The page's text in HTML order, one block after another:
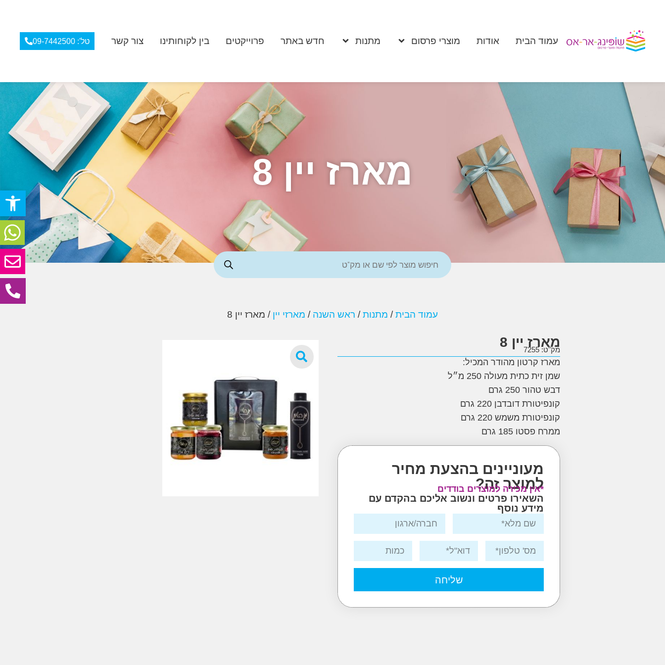
פתח
עמוד הבית אודות מוצרי פרסום מתנות חדש באתר פרוייקטים בין לקוחותינו צור קשר טל': 09-7442500
מארז יין 8
עמוד הבית/ מתנות/ ראש השנה / מארזי יין / מארז יין 8
מארז יין 8
מק"ט: 7255
מארז קרטון מהודר המכיל:
שמן זית כתית מעולה 250 מ״ל
דבש טהור 250 גרם
קונפיטורת דובדבן 220 גרם
קונפיטורת משמש 220 גרם
ממרח פסטו 185 גרם
מעוניינים בהצעת מחיר
למוצר זה?
*אין מכירה למוצרים בודדים
השאירו פרטים ונשוב אליכם בהקדם עם
מידע נוסף
שליחה